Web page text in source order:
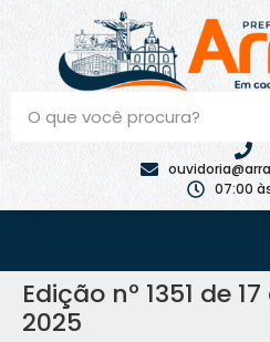
07:00
Edição nº 1351 de
2025